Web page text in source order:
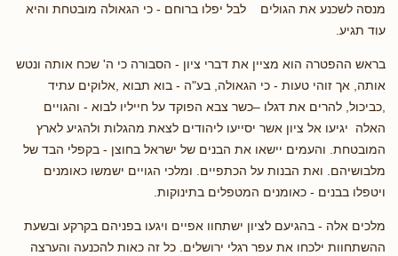
מנסה לשכנע את הגולים לבל יפלו ברוחם - כי הגאולה מובטחת והיא
עוד תגיע.
בראש ההפטרה הוא מציין את דברי ציון - הסבורה כי ה' שכח אותה ונטש
אותה, אך זוהי טעות - כי הגאולה, בע"ה - בוא תבוא ,אלוקים עתיד
,כביכול, להרים את דגלו –כשר צבא הפוקד על חייליו לבוא - והגויים
האלה יגיעו אל ציון אשר יסייעו ליהודים לצאת מהגלות ולהגיע לארץ
המובטחת. והעמים יישאו את הבנים של ישראל בחוצן - בקפלי הבד של
מלבושיהם. ואת הבנות על הכתפיים. ומלכי הגויים ישמשו כאומנים
ויטפלו בבנים - כאומנים המטפלים בתינוקות.
מלכים אלה - בהגיעם לציון ישתחוו אפיים ויגעו בפניהם בקרקע ובשעת
ההשתחוות ילכחו את עפר רגלי ירושלים. כל זה כאות להכנעה והערצה